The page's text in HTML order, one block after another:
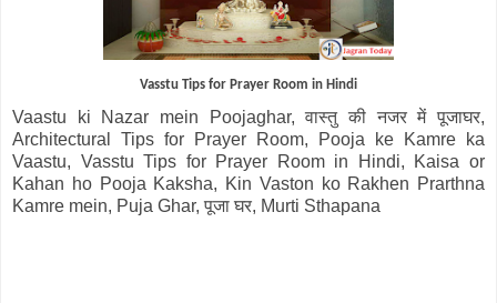
Vasstu Tips for Prayer Room in Hindi
Vaastu ki Nazar mein Poojaghar, वास्तु की नजर में पूजाघर,
Architectural Tips for Prayer Room, Pooja ke Kamre ka
Vaastu, Vasstu Tips for Prayer Room in Hindi, Kaisa or
Kahan ho Pooja Kaksha, Kin Vaston ko Rakhen Prarthna
Kamre mein, Puja Ghar, पूजा घर, Murti Sthapana